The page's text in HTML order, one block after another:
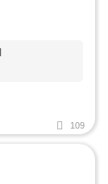
109